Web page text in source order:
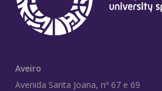
Aveiro
Avenida Santa Joana, nº 67 e 69